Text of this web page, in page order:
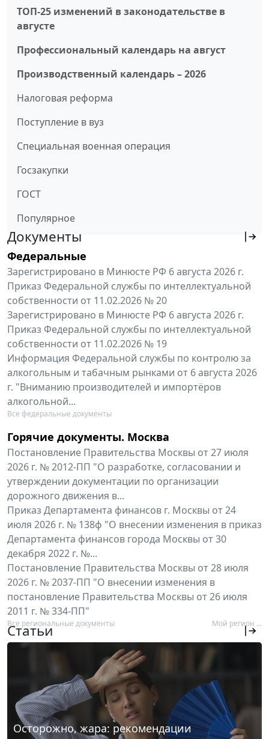
ТОП-25 изменений в законодательстве в
августе
Профессиональный календарь на август
Производственный календарь – 2026
Налоговая реформа
Поступление в вуз
Специальная военная операция
Госзакупки
ГОСТ
Популярное
Документы
Федеральные
Зарегистрировано в Минюсте РФ 6 августа 2026 г.
Приказ Федеральной службы по интеллектуальной
собственности от 11.02.2026 № 20
Зарегистрировано в Минюсте РФ 6 августа 2026 г.
Приказ Федеральной службы по интеллектуальной
собственности от 11.02.2026 № 19
Информация Федеральной службы по контролю за
алкогольным и табачным рынками от 6 августа 2026
г. "Вниманию производителей и импортёров
алкогольной...
Все федеральные документы
Горячие документы. Москва
Постановление Правительства Москвы от 27 июля
2026 г. № 2012-ПП "О разработке, согласовании и
утверждении документации по организации
дорожного движения в...
Приказ Департамента финансов г. Москвы от 24
июля 2026 г. № 138ф "О внесении изменения в приказ
Департамента финансов города Москвы от 30
декабря 2022 г. №...
Постановление Правительства Москвы от 28 июля
2026 г. № 2037-ПП "О внесении изменения в
постановление Правительства Москвы от 26 июля
2011 г. № 334-ПП"
Все региональные документы Мой регион ...
Статьи
Осторожно, жара: рекомендации